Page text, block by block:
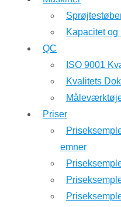
Kapacitet
QC
ISO 9001
Kvalitets
Priser
emner